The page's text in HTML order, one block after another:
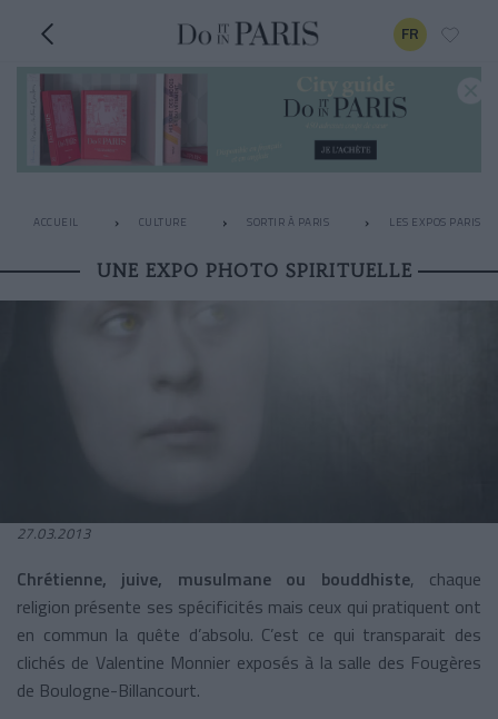
FR
ACCUEIL CULTURE SORTIR À PARIS LES EXPOS
UNE EXPO PHOTO SPIRITUELLE
27.03.2013
Chrétienne, juive, musulmane ou bouddhiste, chaque
religion présente ses spécificités mais ceux qui pratiquent ont
en commun la quête d’absolu. C’est ce qui transparait des
clichés de Valentine Monnier exposés à la salle des Fougères
de Boulogne-Billancourt.